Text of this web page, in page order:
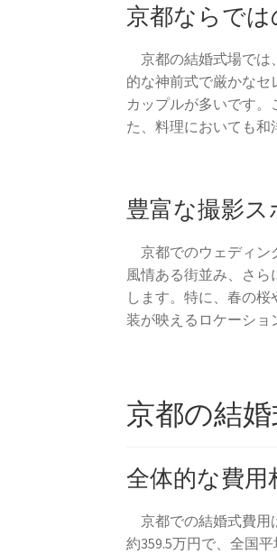
京都ならで
京都の結婚式場では
的な神前式で厳かな
カップルが多いです
た、料理においても和
豊富な撮影
京都でのウェディン
風情ある街並み、さ
します。特に、春の
装が映えるロケーショ
京都の結
全体的な費用
京都での結婚式費用
約359.5万円で、全国